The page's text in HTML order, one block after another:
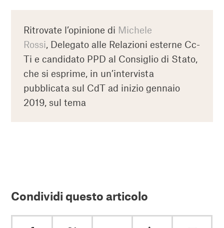
Ritrovate l’opinione di Michele
Rossi, Delegato alle Relazioni esterne Cc-
Ti e candidato PPD al Consiglio di Stato,
che si esprime, in un’intervista
pubblicata sul CdT ad inizio gennaio
2019, sul tema
Condividi questo articolo